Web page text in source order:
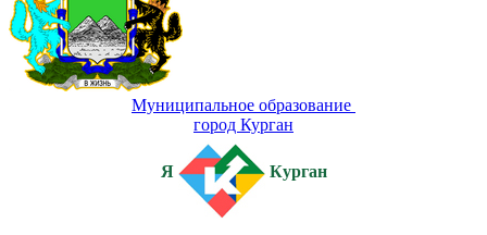
Муниципальное образование
город Курган
Я Курган